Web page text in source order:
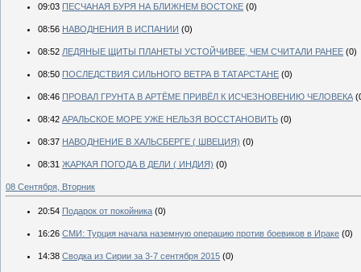
09:03 ПЕСЧАНАЯ БУРЯ НА БЛИЖНЕМ ВОСТОКЕ (0)
08:56 НАВОДНЕНИЯ В ИСПАНИИ (0)
08:52 ЛЕДЯНЫЕ ЩИТЫ ПЛАНЕТЫ УСТОЙЧИВЕЕ, ЧЕМ СЧИТАЛИ РАНЕЕ (0)
08:50 ПОСЛЕДСТВИЯ СИЛЬНОГО ВЕТРА В ТАТАРСТАНЕ (0)
08:46 ПРОВАЛ ГРУНТА В АРТЁМЕ ПРИВЁЛ К ИСЧЕЗНОВЕНИЮ ЧЕЛОВЕКА
08:42 АРАЛЬСКОЕ МОРЕ УЖЕ НЕЛЬЗЯ ВОССТАНОВИТЬ (0)
08:37 НАВОДНЕНИЕ В ХАЛЬСБЕРГЕ ( ШВЕЦИЯ) (0)
08:31 ЖАРКАЯ ПОГОДА В ДЕЛИ ( ИНДИЯ) (0)
08 Сентября, Вторник
20:54 Подарок от покойника (0)
16:26 СМИ: Турция начала наземную операцию против боевиков в Ираке (0)
14:38 Сводка из Сирии за 3-7 сентября 2015 (0)